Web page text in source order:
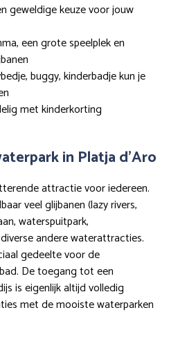
geweldige keuze voor jouw
een grote speelplek en
buggy, kinderbadje kun je
met kinderkorting
in Platja d’Aro
attractie voor iedereen.
veel glijbanen (lazy rivers,
waterspuitpark,
andere waterattracties.
gedeelte voor de
De toegang tot een
is eigenlijk altijd volledig
met de mooiste waterparken